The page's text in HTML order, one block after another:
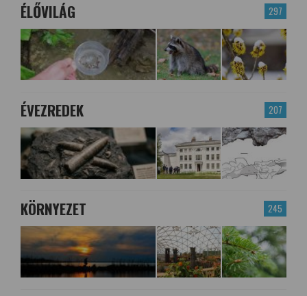
297
ÉLŐVILÁG
207
ÉVEZREDEK
245
KÖRNYEZET